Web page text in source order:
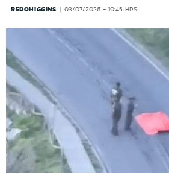
REDOHIGGINS 03/07/2026 - 10:45 HRS